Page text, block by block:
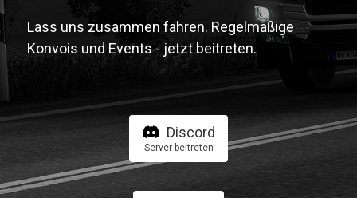
Lass uns zusammen fahren. Regelmäßige
Konvois und Events - jetzt beitreten.
Discord
Server beitreten